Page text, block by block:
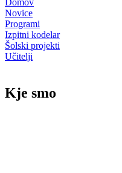
Domov
Novice
Programi
Izpitni kodelar
Šolski projekti
Učitelji
Kje smo